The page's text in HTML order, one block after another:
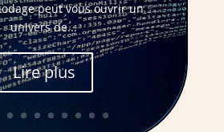
peut vous ouvrir un
univers de...
Lire plus